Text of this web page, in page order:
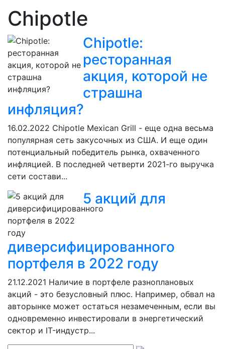
Chipotle
Chipotle:
ресторанная
акция, которой не
страшна
инфляция?
16.02.2022 Chipotle Mexican Grill - еще одна весьма
популярная сеть закусочных из США. И еще один
потенциальный победитель рынка, охваченного
инфляцией. В последней четверти 2021-го выручка
сети состави...
5 акций для
диверсифицированного
портфеля в 2022 году
21.12.2021 Наличие в портфеле разноплановых
акций - это безусловный плюс. Например, обвал на
авторынке может остаться незамеченным, если вы
одновременно инвестировали в энергетический
сектор и IT-индустр...